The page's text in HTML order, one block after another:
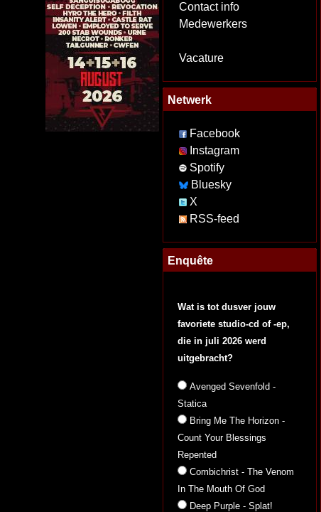
Contact info
Medewerkers
Vacature
Netwerk
Facebook
Instagram
Spotify
Bluesky
X
RSS-feed
Enquête
Wat is tot dusver jouw
favoriete studio-cd of -ep,
die in juli 2026 werd
uitgebracht?
Avenged Sevenfold -
Statica
Bring Me The Horizon -
Count Your Blessings
Repented
Combichrist - The Venom
In The Mouth Of God
Deep Purple - Splat!